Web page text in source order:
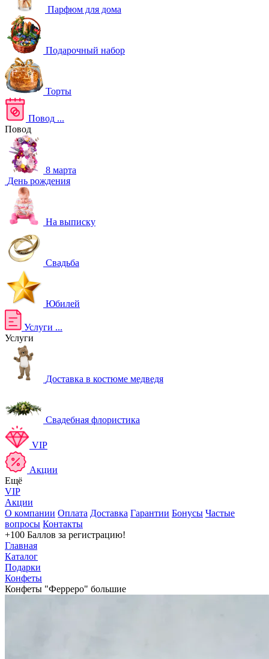
Парфюм для дома
Подарочный набор
Торты
Повод ...
Повод
8 марта
День рождения
На выписку
Свадьба
Юбилей
Услуги ...
Услуги
Доставка в костюме медведя
Свадебная флористика
VIP
Акции
Ещё
VIP
Акции
О компании Оплата Доставка Гарантии Бонусы Частые
вопросы Контакты
+100 Баллов за регистрацию!
Главная
Каталог
Подарки
Конфеты
Конфеты "Ферреро" большие